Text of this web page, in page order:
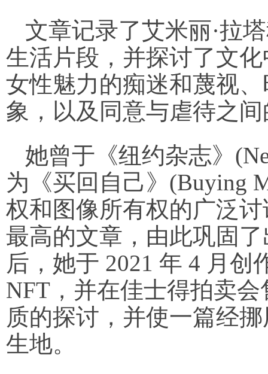
文章记录了艾米丽·拉
生活片段，并探讨了文
女性魅力的痴迷和蔑视
象，以及同意与虐待之
她曾于《纽约杂志》
为《买回自己》(Buying
权和图像所有权的广泛
最高的文章，由此巩固
后，她于 2021 年 4 月
NFT，并在佳士得拍卖
质的探讨，并使一篇经
生地。